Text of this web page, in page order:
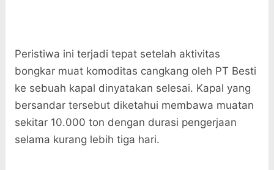
Peristiwa ini terjadi tepat setelah aktivitas
bongkar muat komoditas cangkang oleh PT Besti
ke sebuah kapal dinyatakan selesai. Kapal yang
bersandar tersebut diketahui membawa muatan
sekitar 10.000 ton dengan durasi pengerjaan
selama kurang lebih tiga hari.